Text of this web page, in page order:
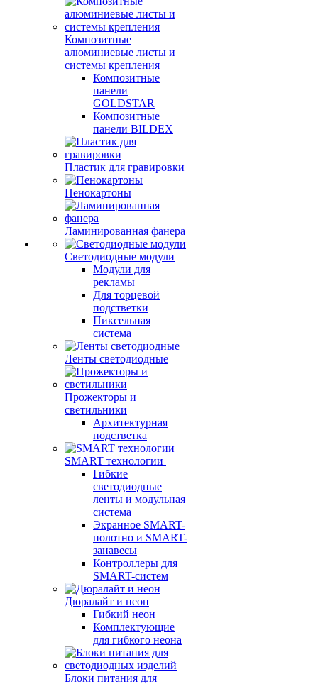
Композитные
алюминиевые листы и
системы крепления
Композитные
панели
GOLDSTAR
Композитные
панели BILDEX
Пластик для гравировки
Пенокартоны
Ламинированная фанера
Светодиодные модули
Модули для
рекламы
Для торцевой
подстветки
Пиксельная
система
Ленты светодиодные
Прожекторы и
светильники
Архитектурная
подстветка
SMART технологии
Гибкие
светодиодные
ленты и модульная
система
Экранное SMART-
полотно и SMART-
занавесы
Контроллеры для
SMART-систем
Дюралайт и неон
Гибкий неон
Комплектующие
для гибкого неона
Блоки питания для